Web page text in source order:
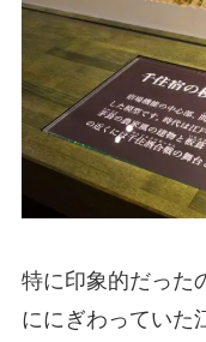
特に印象的だった
ににぎわっていた